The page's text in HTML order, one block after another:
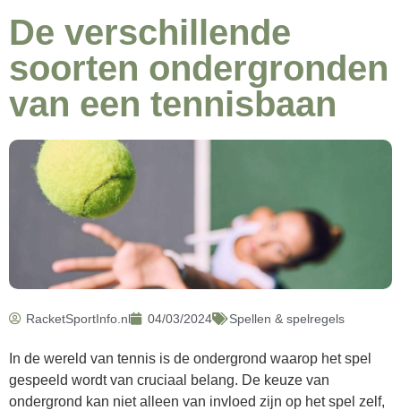
De verschillende
soorten ondergronden
van een tennisbaan
RacketSportInfo.nl 04/03/2024 Spellen & spelregels
In de wereld van tennis is de ondergrond waarop het spel
gespeeld wordt van cruciaal belang. De keuze van
ondergrond kan niet alleen van invloed zijn op het spel zelf,